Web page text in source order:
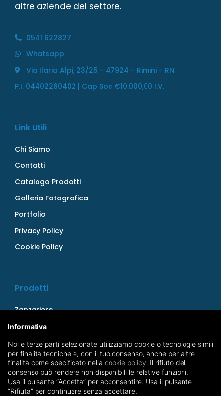
altre aziende del settore.
0541 622827
Whatsapp
Via Ilaria Alpi, 23/25 - 47924 - Rimini - RN
P.I. 04402260402 | Cap Soc €10.000,00 I.V.
Link Utili
Chi Siamo
Contatti
Catalogo Prodotti
Galleria Fotografica
Portfolio
Privacy Policy
Cookie Policy
Prodotti
Zanzariere
Persiane
Serramenti
Cancelli Di Sicurezza
Vetrate Panoramiche
Informativa
Noi e terze parti selezionate utilizziamo cookie o tecnologie simili
per finalità tecniche e, con il tuo consenso, anche per altre
finalità come specificato nella cookie policy. Il rifiuto del
consenso può rendere non disponibili le relative funzioni.
Usa il pulsante “Accetta” per acconsentire. Usa il pulsante
“Rifiuta” per continuare senza accettare.